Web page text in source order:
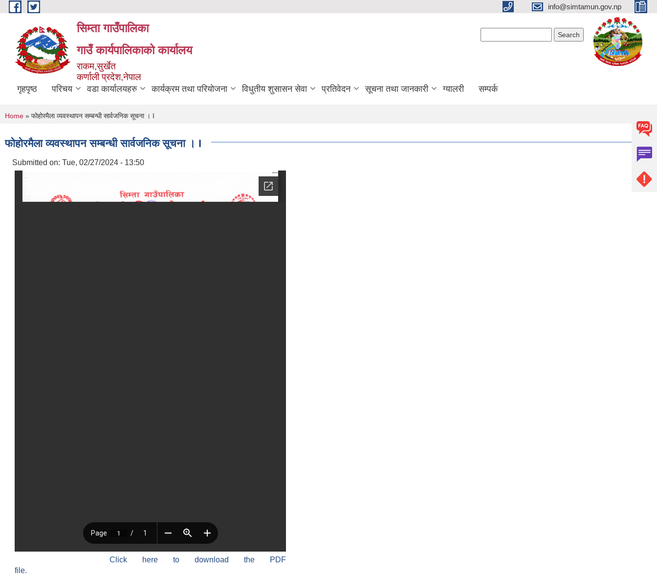
Skip to main content info@simtamun.gov.np
सिम्ता गाउँपालिका
गाउँ कार्यपालिकाको कार्यालय
राकम,सुर्खेत
कर्णाली प्रदेश,नेपाल
गृहपृष्ठ परिचय वडा कार्यालयहरु कार्यक्रम तथा परियोजना विधुतीय शुसासन सेवा प्रतिवेदन सूचना तथा जानकारी ग्यालरी सम्पर्क
You are here
Home » फोहोरमैला व्यवस्थापन सम्बन्धी सार्वजनिक सूचना । I
फोहोरमैला व्यवस्थापन सम्बन्धी सार्वजनिक सूचना । I
Submitted on: Tue, 02/27/2024 - 13:50
Click here to download the PDF
file.